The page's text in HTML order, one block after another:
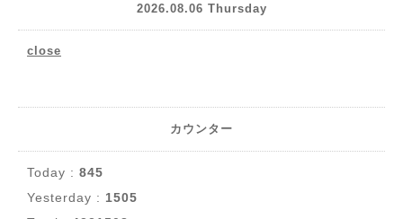
2026.08.06 Thursday
close
カウンター
Today : 845
Yesterday : 1505